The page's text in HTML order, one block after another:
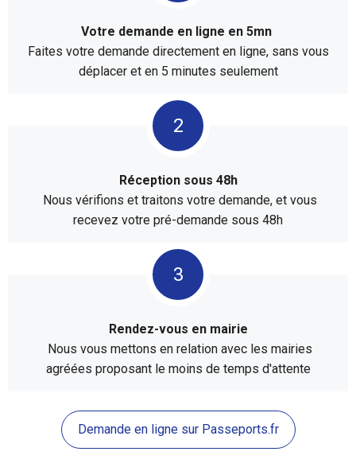
Votre demande en ligne en 5mn
Faites votre demande directement en ligne, sans vous
déplacer et en 5 minutes seulement
Réception sous 48h
Nous vérifions et traitons votre demande, et vous
recevez votre pré-demande sous 48h
Rendez-vous en mairie
Nous vous mettons en relation avec les mairies
agréées proposant le moins de temps d'attente
Demande en ligne sur Passeports.fr